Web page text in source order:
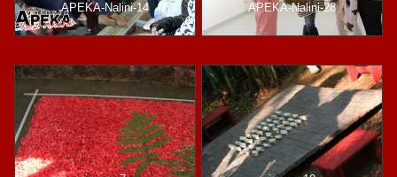
APEKA-Nalini-14 APEKA-Nalini-28